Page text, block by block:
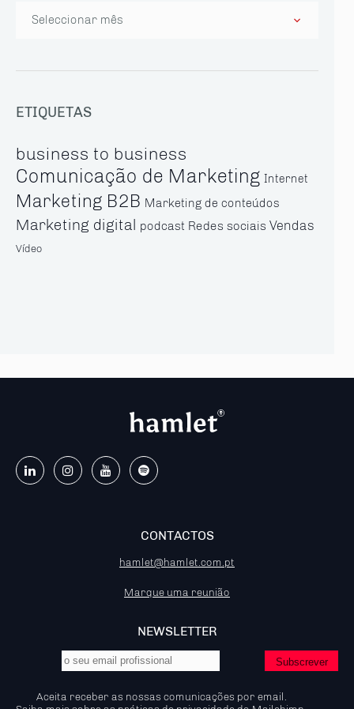
ETIQUETAS
business to business
Comunicação de Marketing Internet
Marketing B2B Marketing de conteúdos
Marketing digital podcast Redes sociais Vendas
Vídeo
CONTACTOS
hamlet@hamlet.com.pt
Marque uma reunião
NEWSLETTER
Aceita receber as nossas comunicações por email.